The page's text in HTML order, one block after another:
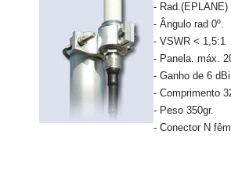
- Rad.(EPLANE)
- Ângulo rad 0º.
- VSWR < 1,5:1
- Panela. máx.
- Ganho de 6
- Comprimento
- Peso 350gr.
- Conector N